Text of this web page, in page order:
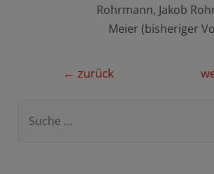
Rohrmann, Jakob
Meier (bisheriger
Beitragsnavigation
← zurück